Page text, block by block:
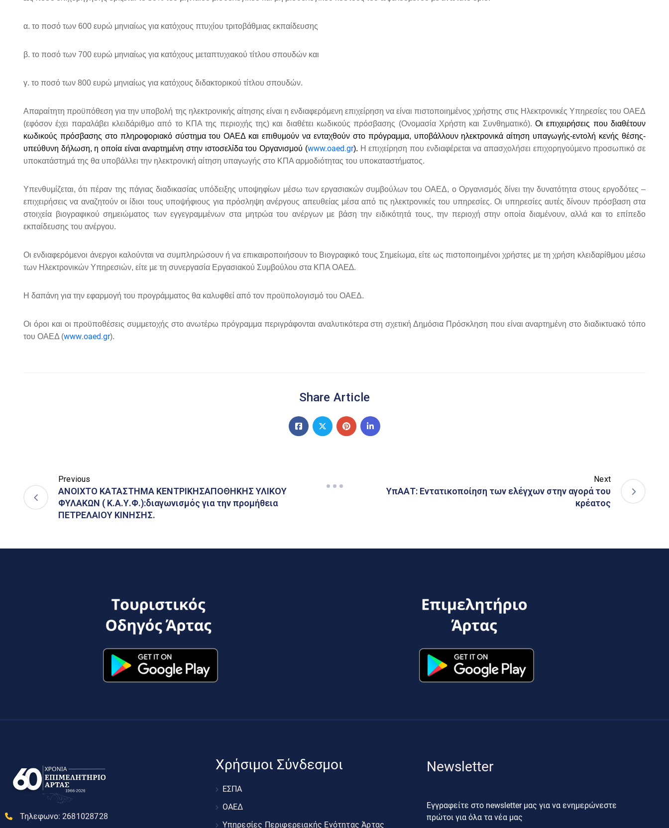
α. το ποσό των 600 ευρώ μηνιαίως για κατόχους πτυχίου τριτοβάθμιας εκπαίδευσης
β. το ποσό των 700 ευρώ μηνιαίως για κατόχους μεταπτυχιακού τίτλου σπουδών και
γ. το ποσό των 800 ευρώ μηνιαίως για κατόχους διδακτορικού τίτλου σπουδών.
Απαραίτητη προϋπόθεση για την υποβολή της ηλεκτρονικής αίτησης είναι η ενδιαφερόμενη επιχείρηση να είναι πιστοποιημένος χρήστης στις Ηλεκτρονικές Υπηρεσίες του ΟΑΕΔ
(εφόσον έχει παραλάβει κλειδάριθμο από το ΚΠΑ της περιοχής της) και διαθέτει κωδικούς πρόσβασης (Ονομασία Χρήστη και Συνθηματικό). Οι επιχειρήσεις που διαθέτουν
κωδικούς πρόσβασης στο πληροφοριακό σύστημα του ΟΑΕΔ και επιθυμούν να ενταχθούν στο πρόγραμμα, υποβάλλουν ηλεκτρονικά αίτηση υπαγωγής-εντολή κενής θέσης-
υπεύθυνη δήλωση, η οποία είναι αναρτημένη στην ιστοσελίδα του Οργανισμού (www.oaed.gr). Η επιχείρηση που ενδιαφέρεται να απασχολήσει επιχορηγούμενο προσωπικό σε
υποκατάστημά της θα υποβάλλει την ηλεκτρονική αίτηση υπαγωγής στο ΚΠΑ αρμοδιότητας του υποκαταστήματος.
Υπενθυμίζεται, ότι πέραν της πάγιας διαδικασίας υπόδειξης υποψηφίων μέσω των εργασιακών συμβούλων του ΟΑΕΔ, ο Οργανισμός δίνει την δυνατότητα στους εργοδότες –
επιχειρήσεις να αναζητούν οι ίδιοι τους υποψήφιους για πρόσληψη ανέργους απευθείας μέσα από τις ηλεκτρονικές του υπηρεσίες. Οι υπηρεσίες αυτές δίνουν πρόσβαση στα
στοιχεία βιογραφικού σημειώματος των εγγεγραμμένων στα μητρώα του ανέργων µε βάση την ειδικότητά τους, την περιοχή στην οποία διαμένουν, αλλά και το επίπεδο
εκπαίδευσης του ανέργου.
Οι ενδιαφερόμενοι άνεργοι καλούνται να συμπληρώσουν ή να επικαιροποιήσουν το Βιογραφικό τους Σημείωμα, είτε ως πιστοποιημένοι χρήστες µε τη χρήση κλειδαρίθμου µέσω
των Ηλεκτρονικών Υπηρεσιών, είτε µε τη συνεργασία Εργασιακού Συμβούλου στα ΚΠΑ ΟΑΕ∆.
Η δαπάνη για την εφαρμογή του προγράμματος θα καλυφθεί από τον προϋπολογισμό του ΟΑΕΔ.
Οι όροι και οι προϋποθέσεις συμμετοχής στο ανωτέρω πρόγραμμα περιγράφονται αναλυτικότερα στη σχετική Δημόσια Πρόσκληση που είναι αναρτημένη στο διαδικτυακό τόπο
του ΟΑΕΔ (www.oaed.gr).
Share Article
Previous
ΑΝΟΙΧΤΟ ΚΑΤΑΣΤΗΜΑ ΚΕΝΤΡΙΚΗΣΑΠΟΘΗΚΗΣ ΥΛΙΚΟΥ
ΦΥΛΑΚΩΝ ( Κ.Α.Υ.Φ.):διαγωνισμός για την προμήθεια
ΠΕΤΡΕΛΑΙΟΥ ΚΙΝΗΣΗΣ.
Next
ΥπΑΑΤ: Εντατικοποίηση των ελέγχων στην αγορά του
κρέατος
Τηλεφωνο: 2681028728
Χρήσιμοι Σύνδεσμοι
ΕΣΠΑ
ΟΑΕΔ
Υπηρεσίες Περιφερειακής Ενότητας Άρτας
Newsletter
Εγγραφείτε στο newsletter μας για να ενημερώνεστε
πρώτοι για όλα τα νέα μας